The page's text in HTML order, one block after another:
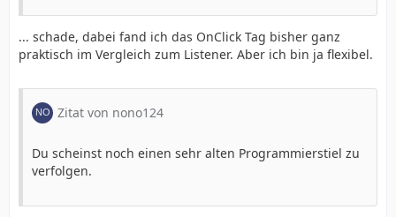
... schade, dabei fand ich das OnClick Tag bisher ganz
praktisch im Vergleich zum Listener. Aber ich bin ja flexibel.
Zitat von nono124
Du scheinst noch einen sehr alten Programmierstiel zu
verfolgen.